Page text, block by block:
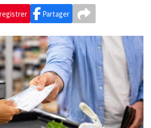
Partager